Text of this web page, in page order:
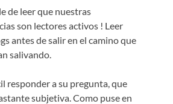
de leer que nuestras
son lectores activos ! Leer
antes de salir en el camino que
salivando.
responder a su pregunta, que
subjetiva. Como puse en